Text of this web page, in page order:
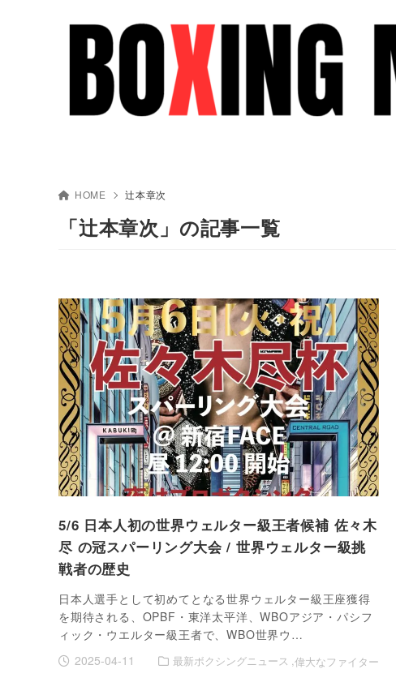
HOME 辻本章次
「辻本章次」の記事一覧
5/6 日本人初の世界ウェルター級王者候補 佐々木
尽 の冠スパーリング大会 / 世界ウェルター級挑
戦者の歴史
日本人選手として初めてとなる世界ウェルター級王座獲得
を期待される、OPBF・東洋太平洋、WBOアジア・パシフ
ィック・ウエルター級王者で、WBO世界ウ…
2025-04-11
最新ボクシングニュース 偉大なファイター